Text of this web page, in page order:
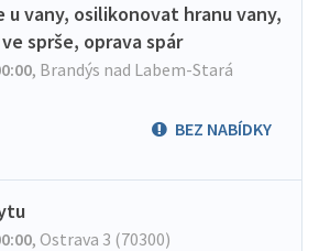
u vany, osilikonovat hranu vany,
sprše, oprava spár
, Brandýs nad Labem-Stará
BEZ NABÍDKY
, Ostrava 3 (70300)